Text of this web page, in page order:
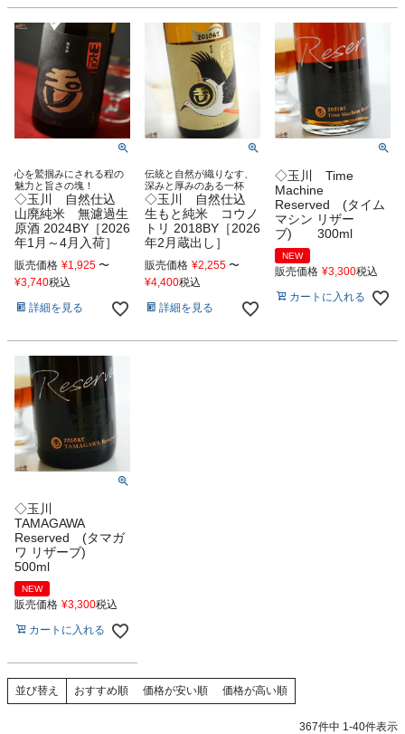
心を鷲掴みにされる程の
魅力と旨さの塊！
◇玉川 自然仕込
山廃純米 無濾過生
原酒 2024BY［2026
年1月～4月入荷］
販売価格 ¥1,925 〜
¥3,740税込
詳細を見る
伝統と自然が織りなす、
深みと厚みのある一杯
◇玉川 自然仕込
生もと純米 コウノ
トリ 2018BY［2026
年2月蔵出し］
販売価格 ¥2,255 〜
¥4,400税込
詳細を見る
◇玉川 Time
Machine
Reserved (タイム
マシン リザー
ブ) 300ml
NEW
販売価格 ¥3,300税込
カートに入れる
◇玉川
TAMAGAWA
Reserved (タマガ
ワ リザーブ)
500ml
NEW
販売価格 ¥3,300税込
カートに入れる
並び替え おすすめ順 価格が安い順 価格が高い順
367件中 1 -40件表示